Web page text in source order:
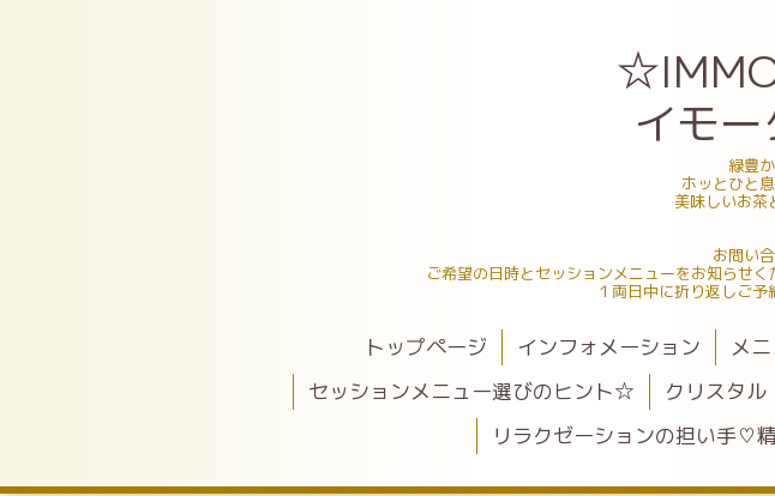
イモ
緑豊
ホッとひと
美味しいお
お問い
ご希望の日時とセッションメニューをお知らせ
１両日中に折り返しご予
トップページ インフォメーション メ
セッションメニュー選びのヒント☆
クリスタル
リラクゼーションの担い手♡